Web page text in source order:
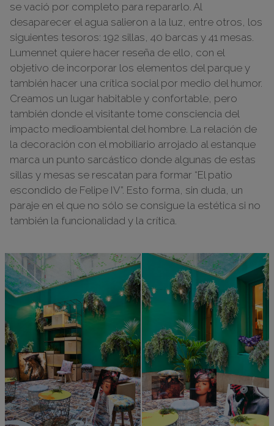
se vació por completo para repararlo. Al
desaparecer el agua salieron a la luz, entre otros, los
siguientes tesoros: 192 sillas, 40 barcas y 41 mesas.
Lumennet quiere hacer reseña de ello, con el
objetivo de incorporar los elementos del parque y
también hacer una crítica social por medio del humor.
Creamos un lugar habitable y confortable, pero
también donde el visitante tome consciencia del
impacto medioambiental del hombre. La relación de
la decoración con el mobiliario arrojado al estanque
marca un punto sarcástico donde algunas de estas
sillas y mesas se rescatan para formar “El patio
escondido de Felipe IV”. Esto forma, sin duda, un
paraje en el que no sólo se consigue la estética si no
también la funcionalidad y la crítica.